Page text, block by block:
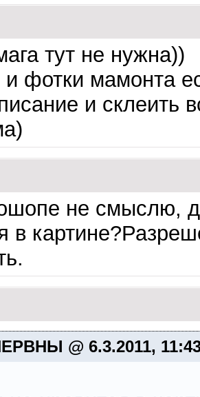
тут не нужна))
и фотки мамонта
и склеить
не смыслю,
в
@ 6.3.2011,